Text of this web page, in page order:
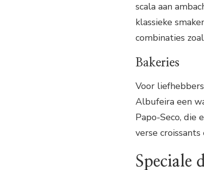
scala aan
klassieke
combinaties
Bakeries
Voor
Albufeira een
Papo-Seco, die
verse
Speciale